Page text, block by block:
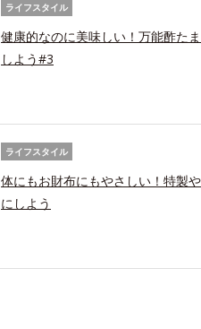
ライフスタイル
健康的なのに美味しい！万能酢た
しよう#3
ライフスタイル
体にもお財布にもやさしい！特製
にしよう